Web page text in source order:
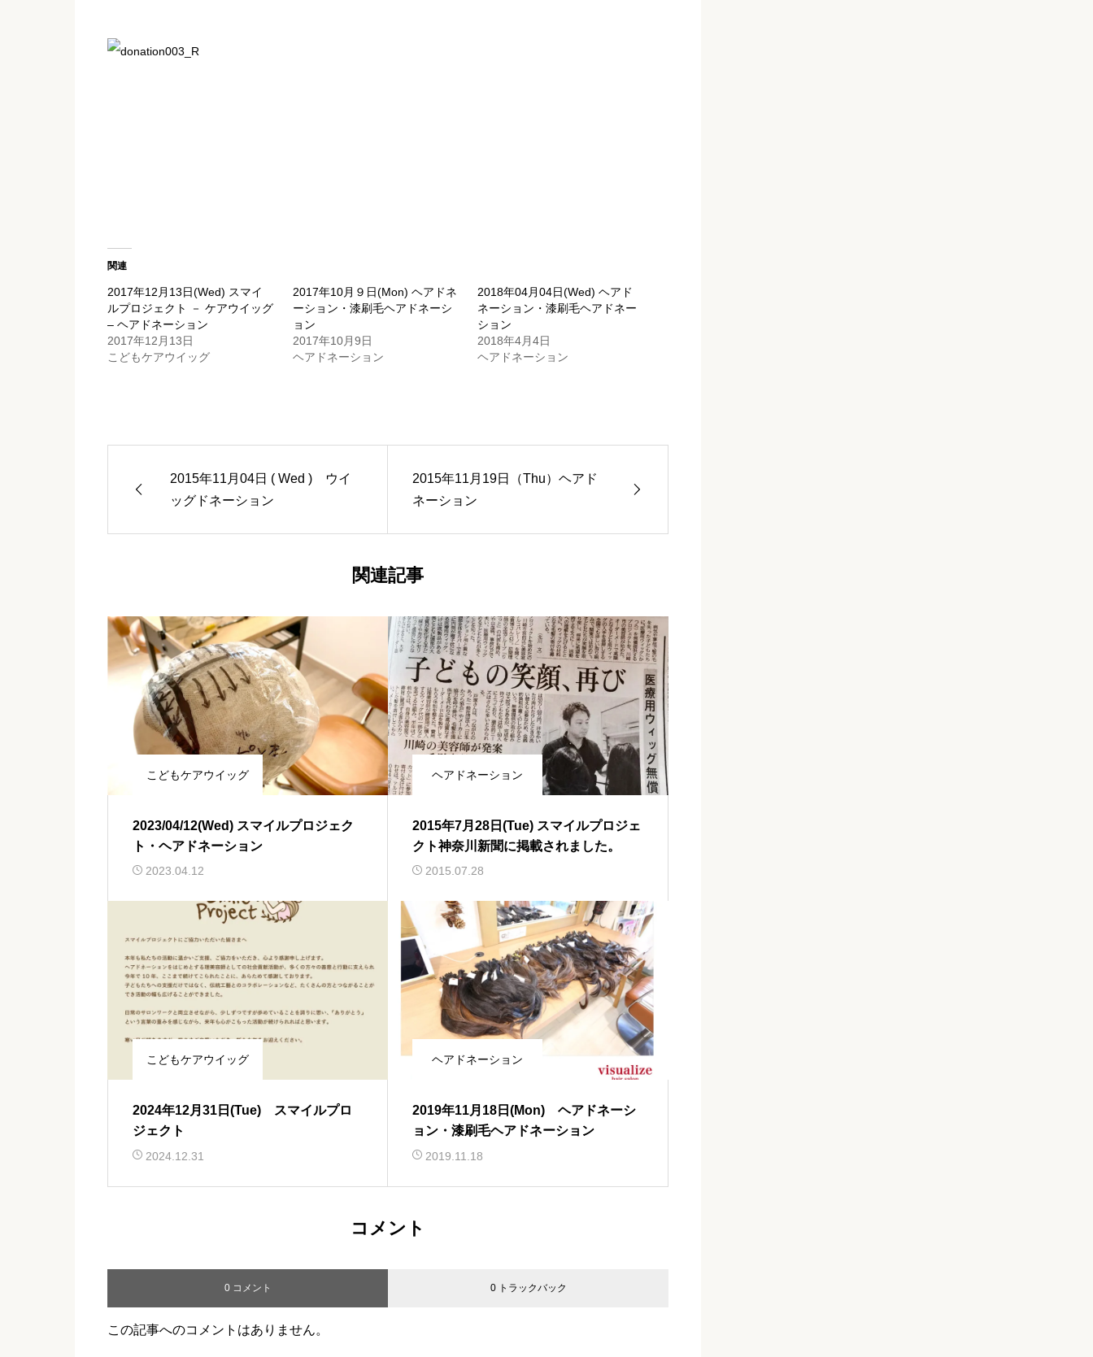
関連
2017年12月13日(Wed) スマイ
ルプロジェクト － ケアウイッグ
– ヘアドネーション
2017年12月13日
こどもケアウイッグ
2017年10月９日(Mon) ヘアドネ
ーション・漆刷毛ヘアドネーシ
ョン
2017年10月9日
ヘアドネーション
2018年04月04日(Wed) ヘアド
ネーション・漆刷毛ヘアドネー
ション
2018年4月4日
ヘアドネーション
2015年11月04日 ( Wed ) ウイ
ッグドネーション
2015年11月19日（Thu）ヘアド
ネーション
関連記事
こどもケアウイッグ
2023/04/12(Wed) スマイルプロジェク
ト・ヘアドネーション
2023.04.12
ヘアドネーション
2015年7月28日(Tue) スマイルプロジェ
クト神奈川新聞に掲載されました。
2015.07.28
こどもケアウイッグ
2024年12月31日(Tue) スマイルプロ
ジェクト
2024.12.31
ヘアドネーション
2019年11月18日(Mon) ヘアドネーシ
ョン・漆刷毛ヘアドネーション
2019.11.18
コメント
0 コメント 0 トラックバック
この記事へのコメントはありません。